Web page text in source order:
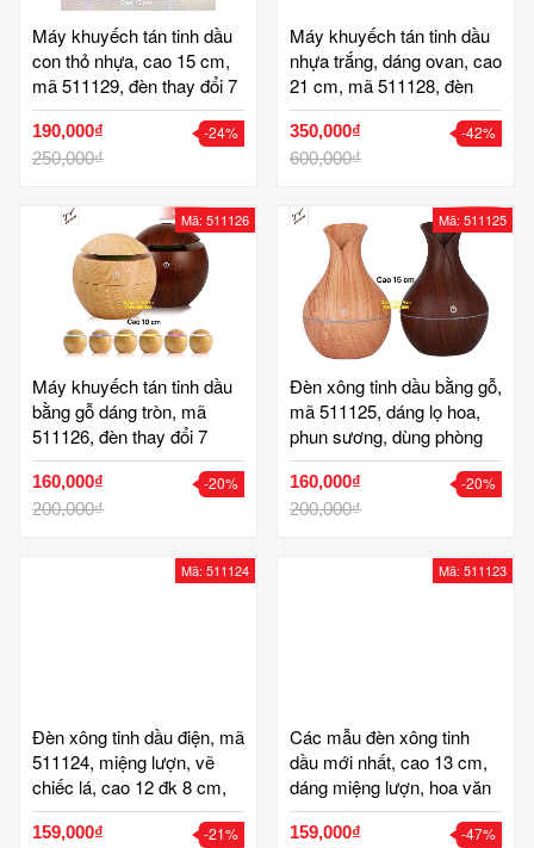
Máy khuyếch tán tinh dầu
con thỏ nhựa, cao 15 cm,
mã 511129, đèn thay đổi 7
màu, tạo ẩm phòng điều
hoà, tặng thêm đèn led và
quạt xông tinh dầu, dung
nước, dùng được lâu, gốm
tinh vân
190,000₫
250,000₫
-24%
Máy khuyếch tán tinh dầu
nhựa trắng, dáng ovan, cao
21 cm, mã 511128, đèn
thay đổi 7 màu, nút cảm
ứng, tạo ẩm phòng điều
hoà, xông tinh dầu, dung
dùng được lâu, gốm tinh
350,000₫
600,000₫
-42%
Mã: 511126
Máy khuyếch tán tinh dầu
bằng gỗ dáng tròn, mã
511126, đèn thay đổi 7
màu, nút cảm ứng, tạo ẩm
phòng điều hoà, xông tinh
dầu, cao 10 cm, gốm tinh
160,000₫
200,000₫
-20%
Mã: 511125
Đèn xông tinh dầu bằng gỗ,
mã 511125, dáng lọ hoa,
phun sương, dùng phòng
điều hoà tạo ẩm, cao 15
cm, máy khuyếch tán tinh
dầu cao cấp
160,000₫
200,000₫
-20%
Mã: 511124
Đèn xông tinh dầu điện, mã
511124, miệng lượn, vẽ
chiếc lá, cao 12 đk 8 cm,
sứ thấu quang cao cấp,
làm đèn ngủ, xông tinh
159,000₫
-21%
Mã: 511123
Các mẫu đèn xông tinh
dầu mới nhất, cao 13 cm,
dáng miệng lượn, hoa văn
vẽ tay phong cảnh và hoa
lá, sứ thấu quang, gốm bát
159,000₫
-47%